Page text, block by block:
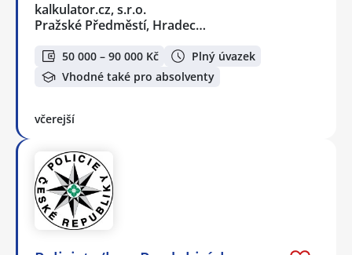
kalkulator.cz, s.r.o.
Pražské Předměstí, Hradec…
50 000 – 90 000 Kč
Plný úvazek
Vhodné také pro absolventy
včerejší